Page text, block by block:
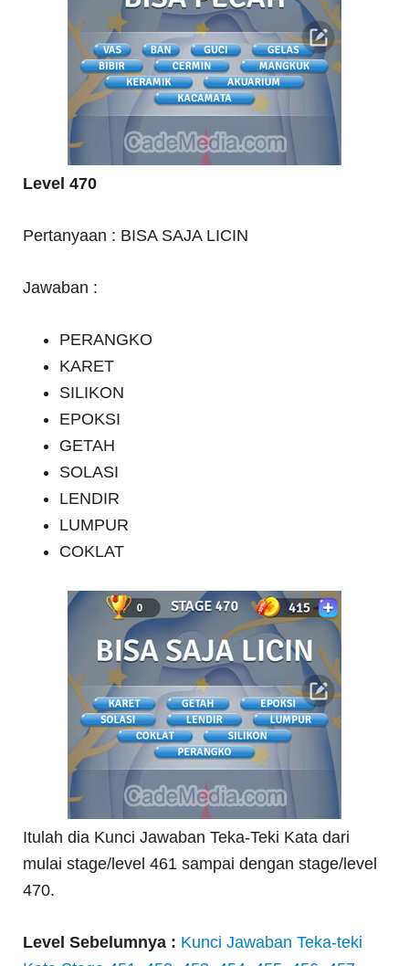
Level 470
Pertanyaan : BISA SAJA LICIN
Jawaban :
PERANGKO
KARET
SILIKON
EPOKSI
GETAH
SOLASI
LENDIR
LUMPUR
COKLAT
Itulah dia Kunci Jawaban Teka-Teki Kata dari
mulai stage/level 461 sampai dengan stage/level
470.
Level Sebelumnya : Kunci Jawaban Teka-teki